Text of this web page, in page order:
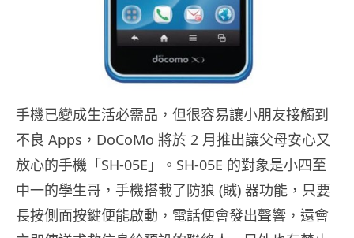
手機已變成生活必需品，但很容易讓小朋友接觸到
不良 Apps，DoCoMo 將於 2 月推出讓父母安心又
放心的手機「SH-05E」。SH-05E 的對象是小四至
中一的學生哥，手機搭載了防狼 (賊) 器功能，只要
長按側面按鍵便能啟動，電話便會發出聲響，還會